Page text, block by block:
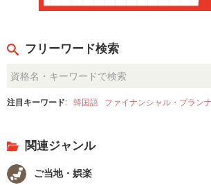
フリーワード検索
注目キーワード: 韓国語 ファイナンシャル・プラン
関連ジャンル
ご当地・娯楽